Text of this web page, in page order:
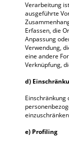
Verarbeitung
ausgeführte
Erfassen, die
Anpassung
Verwendung,
eine andere
Verknüpfung,
d)
e) Profiling